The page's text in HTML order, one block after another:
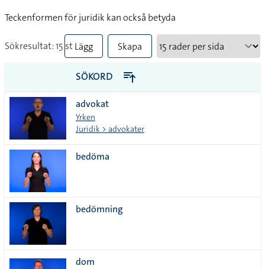
Teckenformen för juridik kan också betyda
Sökresultat: 15 stLägg
till
alla i
lista
Skapa
PDF
SÖKORD
advokat
Yrken
Juridik > advokater
bedöma
bedömning
dom